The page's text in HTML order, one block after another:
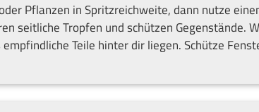
Pflanzen in Spritzreichweite, dann nutze
seitliche Tropfen und schützen Gegenstände.
Teile hinter dir liegen. Schütze